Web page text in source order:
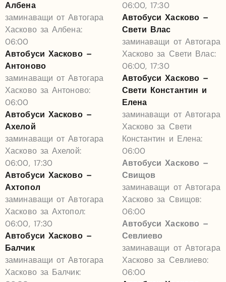
Албена
заминаващи от Автогара
Хасково за Албена:
06:00
Автобуси Хасково –
Антоново
заминаващи от Автогара
Хасково за Антоново:
06:00
Автобуси Хасково –
Ахелой
заминаващи от Автогара
Хасково за Ахелой:
06:00, 17:30
Автобуси Хасково –
Ахтопол
заминаващи от Автогара
Хасково за Ахтопол:
06:00, 17:30
Автобуси Хасково –
Балчик
заминаващи от Автогара
Хасково за Балчик:
06:00, 17:30
Автобуси Хасково –
Свети Влас
заминаващи от Автогара
Хасково за Свети Влас:
06:00, 17:30
Автобуси Хасково –
Свети Константин и
Елена
заминаващи от Автогара
Хасково за Свети
Константин и Елена:
06:00
Автобуси Хасково –
Свищов
заминаващи от Автогара
Хасково за Свищов:
06:00
Автобуси Хасково –
Севлиево
заминаващи от Автогара
Хасково за Севлиево:
06:00